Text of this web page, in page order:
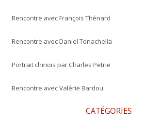
Rencontre avec François Thénard
Rencontre avec Daniel Tonachella
Portrait chinois par Charles Petrie
Rencontre avec Valérie Bardou
CATÉGORIES